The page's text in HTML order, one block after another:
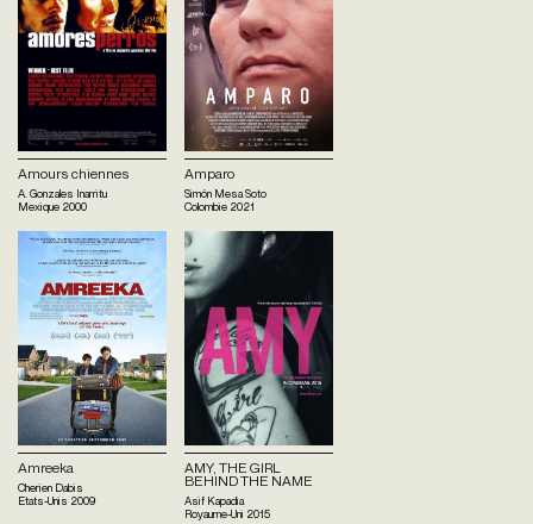
Amours chiennes
A. Gonzales Inarritu
Mexique 2000
Amparo
Simón Mesa Soto
Colombie 2021
Amreeka
Cherien Dabis
Etats-Unis 2009
AMY, THE GIRL
BEHIND THE NAME
Asif Kapadia
Royaume-Uni 2015